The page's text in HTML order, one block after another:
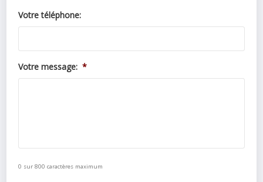
Votre téléphone:
Votre message: *
0 sur 800 caractères maximum